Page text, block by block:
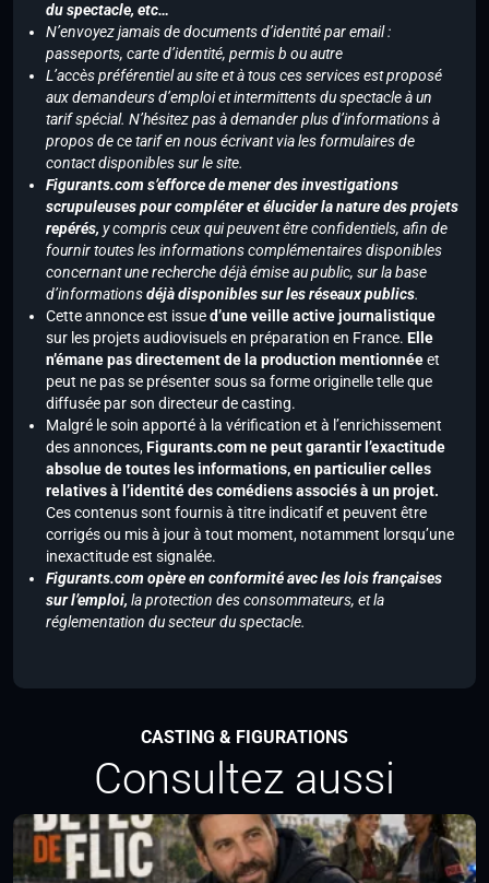
du spectacle, etc…
N’envoyez jamais de documents d’identité par email :
passeports, carte d’identité, permis b ou autre
L’accès préférentiel au site et à tous ces services est proposé
aux demandeurs d’emploi et intermittents du spectacle à un
tarif spécial. N’hésitez pas à demander plus d’informations à
propos de ce tarif en nous écrivant via les formulaires de
contact disponibles sur le site.
Figurants.com s’efforce de mener des investigations
scrupuleuses pour compléter et élucider la nature des projets
repérés, y compris ceux qui peuvent être confidentiels, afin de
fournir toutes les informations complémentaires disponibles
concernant une recherche déjà émise au public, sur la base
d’informationsdéjà disponibles sur les réseaux publics.
Cette annonce est issued’une veille active journalistique
sur les projets audiovisuels en préparation en France. Elle
n’émane pas directement de la production mentionnéeet
peut ne pas se présenter sous sa forme originelle telle que
diffusée par son directeur de casting.
Malgré le soin apporté à la vérification et à l’enrichissement
des annonces,Figurants.com ne peut garantir l’exactitude
absolue de toutes les informations, en particulier celles
relatives à l’identité des comédiens associés à un projet.
Ces contenus sont fournis à titre indicatif et peuvent être
corrigés ou mis à jour à tout moment, notamment lorsqu’une
inexactitude est signalée.
Figurants.com opère en conformité avec les lois françaises
sur l’emploi, la protection des consommateurs, et la
réglementation du secteur du spectacle.
CASTING & FIGURATIONS
Consultez aussi